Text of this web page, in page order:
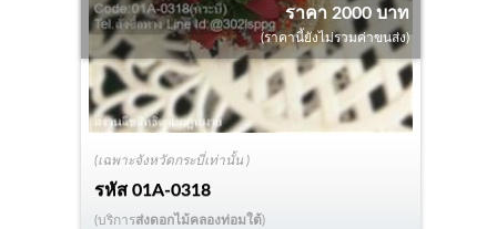
(เฉพาะจังหวัดกระบี่เท่านั้น )
รหัส01A-0318
ราคา 2000 บาท
(ราคานี้ยังไม่รวมค่าขนส่ง)
(บริการส่งดอกไม้คลองท่อมใต้)